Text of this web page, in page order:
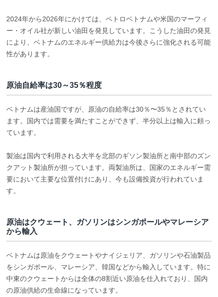
2024年から2026年にかけては、ペトロベトナムや米国のマーフィ
ー・オイル社が新しい油田を発見しています。こうした油田の発見
により、ベトナムのエネルギー供給力は今後さらに強化される可能
性があります。
原油自給率は30～35％程度
ベトナムは産油国ですが、原油の自給率は30％〜35％とされてい
ます。国内では需要を満たすことができず、半分以上は輸入に頼っ
ています。
製油は国内で利用される大半を北部のギソン製油所と南中部のズン
クアット製油所が担っています。両製油所は、国家のエネルギー需
要において主要な位置付けにあり、今も設備投資が行われていま
す。
原油はクウェート、ガソリンはシンガポールやマレーシア
から輸入
ベトナムは原油をクウェートやナイジェリア、ガソリンや石油製品
をシンガポール、マレーシア、韓国などから輸入しています。特に
中東のクウェートからは全体の8割近い原油を仕入れており、国内
の原油供給の生命線になっています。